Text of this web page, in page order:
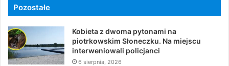
Pozostałe
Kobieta z dwoma pytonami na
piotrkowskim Słoneczku. Na miejscu
interweniowali policjanci
6 sierpnia, 2026